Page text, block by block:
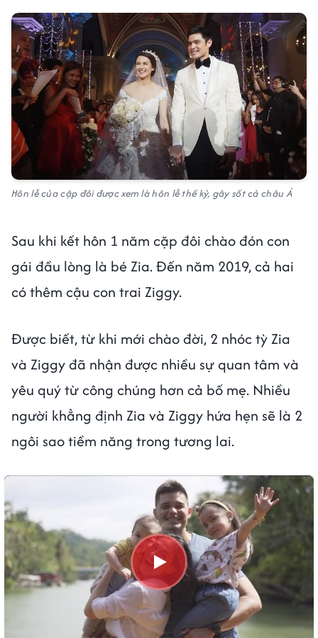
Hôn lễ của cặp đôi được xem là hôn lễ thế kỷ, gây sốt cả châu Á
Sau khi kết hôn 1 năm cặp đôi chào đón con
gái đầu lòng là bé Zia. Đến năm 2019, cả hai
có thêm cậu con trai Ziggy.
Được biết, từ khi mới chào đời, 2 nhóc tỳ Zia
và Ziggy đã nhận được nhiều sự quan tâm và
yêu quý từ công chúng hơn cả bố mẹ. Nhiều
người khẳng định Zia và Ziggy hứa hẹn sẽ là 2
ngôi sao tiềm năng trong tương lai.